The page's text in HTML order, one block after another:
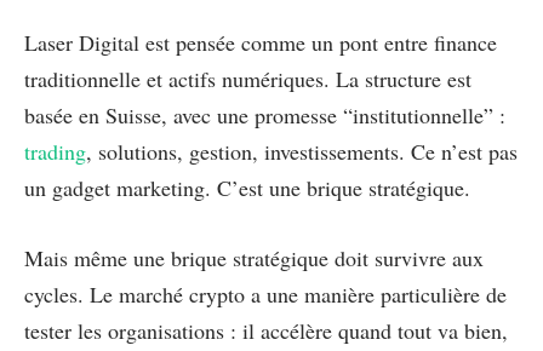
Laser Digital est pensée comme un pont entre finance
traditionnelle et actifs numériques. La structure est
basée en Suisse, avec une promesse “institutionnelle” :
trading, solutions, gestion, investissements. Ce n’est pas
un gadget marketing. C’est une brique stratégique.
Mais même une brique stratégique doit survivre aux
cycles. Le marché crypto a une manière particulière de
tester les organisations : il accélère quand tout va bien,